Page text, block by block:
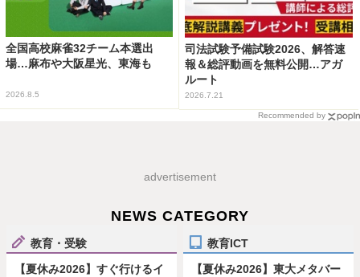
全国高校麻雀32チーム本選出
場…麻布や大阪星光、東海も
2026.8.5
司法試験予備試験2026、解答速
報＆総評動画を無料公開…アガ
ルート
2026.7.21
Recommended by
advertisement
NEWS CATEGORY
教育・受験
【夏休み2026】すぐ行けるイ
教育ICT
【夏休み2026】東大メタバー